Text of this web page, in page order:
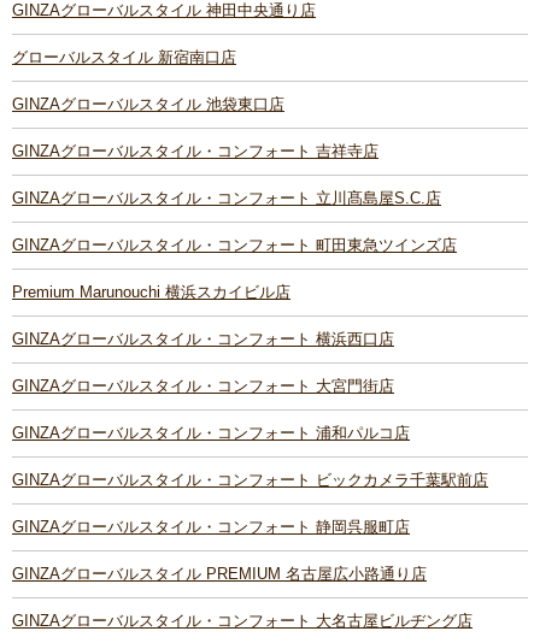
GINZAグローバルスタイル 神田中央通り店
グローバルスタイル 新宿南口店
GINZAグローバルスタイル 池袋東口店
GINZAグローバルスタイル・コンフォート 吉祥寺店
GINZAグローバルスタイル・コンフォート 立川髙島屋S.C.店
GINZAグローバルスタイル・コンフォート 町田東急ツインズ店
Premium Marunouchi 横浜スカイビル店
GINZAグローバルスタイル・コンフォート 横浜西口店
GINZAグローバルスタイル・コンフォート 大宮門街店
GINZAグローバルスタイル・コンフォート 浦和パルコ店
GINZAグローバルスタイル・コンフォート ビックカメラ千葉駅前店
GINZAグローバルスタイル・コンフォート 静岡呉服町店
GINZAグローバルスタイル PREMIUM 名古屋広小路通り店
GINZAグローバルスタイル・コンフォート 大名古屋ビルヂング店